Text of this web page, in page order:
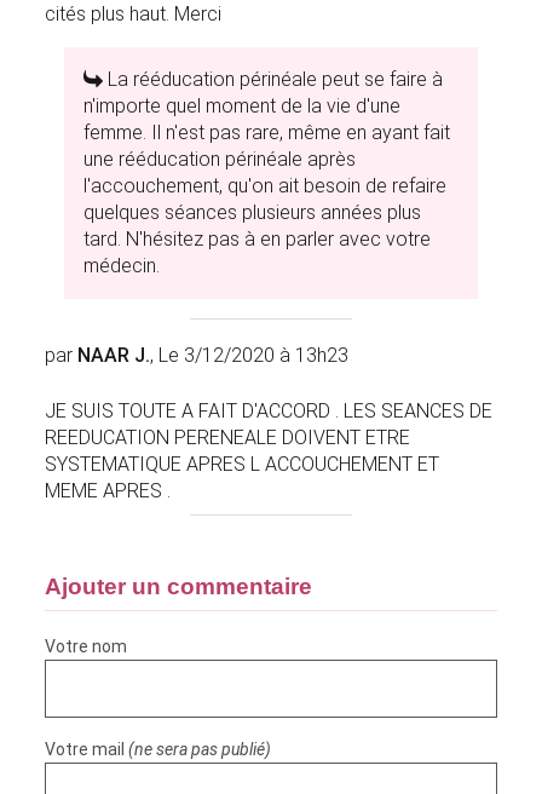
cités plus haut. Merci
La rééducation périnéale peut se faire à
n'importe quel moment de la vie d'une
femme. Il n'est pas rare, même en ayant fait
une rééducation périnéale après
l'accouchement, qu'on ait besoin de refaire
quelques séances plusieurs années plus
tard. N'hésitez pas à en parler avec votre
médecin.
par NAAR J., Le 3/12/2020 à 13h23
JE SUIS TOUTE A FAIT D'ACCORD . LES SEANCES DE
REEDUCATION PERENEALE DOIVENT ETRE
SYSTEMATIQUE APRES L ACCOUCHEMENT ET
MEME APRES .
Ajouter un commentaire
Votre nom
Votre mail(ne sera pas publié)